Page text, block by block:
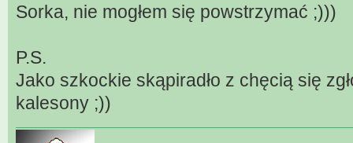
Sorka, nie mogłem się powstrzymać ;)))
P.S.
Jako szkockie skąpiradło z chęcią się
kalesony ;))